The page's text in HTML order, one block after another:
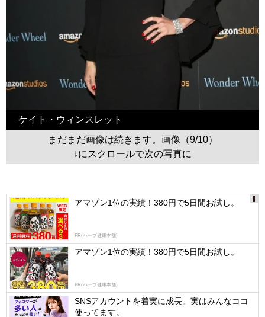
ケイト・ウィンスレット
まだまだ画像は続きます。画像（9/10）
↓にスクロールで次の写真に
アマゾン1位の実績！380円で5日間お試し。
PR(ハーブ健康本舗)
アマゾン1位の実績！380円で5日間お試し。
PR(ハーブ健康本舗)
SNSアカウントを着実に成長。実はみんなココ
使ってます。